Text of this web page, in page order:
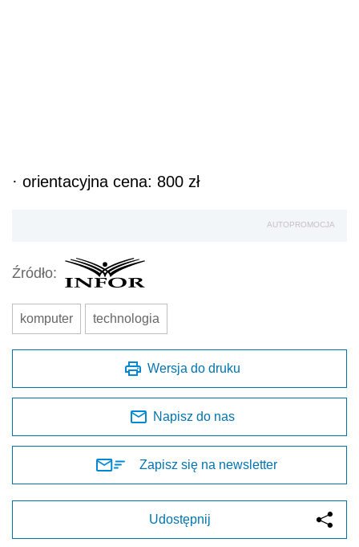
· orientacyjna cena: 800 zł
AUTOPROMOCJA
Źródło:
komputer technologia
Wersja do druku
Napisz do nas
Zapisz się na newsletter
Udostępnij